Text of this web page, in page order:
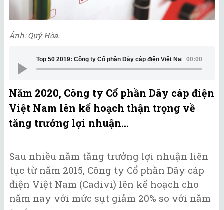
Ảnh: Quý Hòa.
00:00
Top 50 2019: Công ty Cổ phần Dây cáp điện Việt Nam
Năm 2020, Công ty Cổ phần Dây cáp điện
Việt Nam lên kế hoạch thận trọng về
tăng trưởng lợi nhuận...
Sau nhiều năm tăng trưởng lợi nhuận liên
tục từ năm 2015, Công ty Cổ phần Dây cáp
điện Việt Nam (Cadivi) lên kế hoạch cho
năm nay với mức sụt giảm 20% so với năm